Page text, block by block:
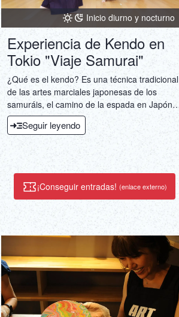
Inicio diurno y nocturno
Experiencia de Kendo en
Tokio "Viaje Samurai"
¿Qué es el kendo? Es una técnica tradicional
de las artes marciales japonesas de los
samuráis, el camino de la espada en Japón.
La experiencia te permite trabajar con un
instructor de kendo con más de 30 años de
experiencia.
Seguir leyendo
¡Conseguir entradas! (enlace externo)